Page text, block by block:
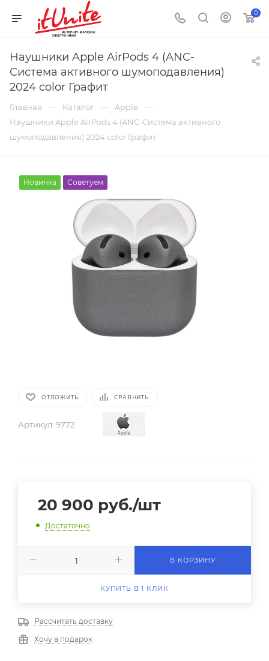
0
Наушники Apple AirPods 4 (ANC-
Система активного шумоподавления)
2024 color Графит
Главная — Каталог — Apple —
Наушники Apple AirPods 4 (ANC-Система активного
шумоподавления) 2024 color Графит
Новинка Советуем
ОТЛОЖИТЬ СРАВНИТЬ
Артикул: 9772
20 900 руб./шт
Достаточно
В КОРЗИНУ
КУПИТЬ В 1 КЛИК
Рассчитать доставку
Хочу в подарок